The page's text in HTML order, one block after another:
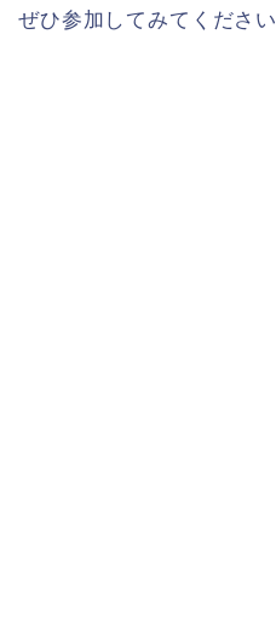
ぜひ参加してみてください